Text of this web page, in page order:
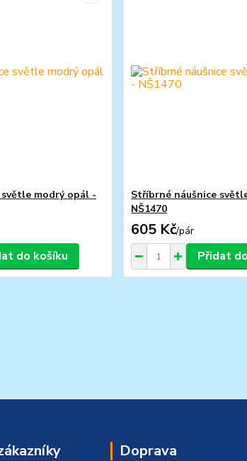
modrý opál -
do košíku
Stříbrné náušnice
NŠ1470
605 Kč/pár
Přidat
Doprava